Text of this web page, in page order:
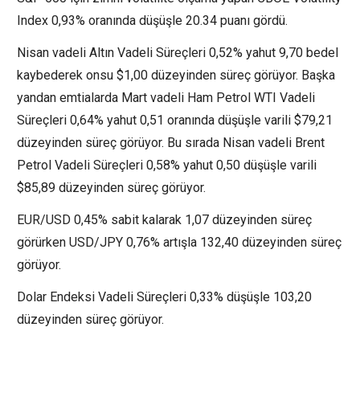
Index 0,93% oranında düşüşle 20.34 puanı gördü.
Nisan vadeli Altın Vadeli Süreçleri 0,52% yahut 9,70 bedel
kaybederek onsu $1,00 düzeyinden süreç görüyor. Başka
yandan emtialarda Mart vadeli Ham Petrol WTI Vadeli
Süreçleri 0,64% yahut 0,51 oranında düşüşle varili $79,21
düzeyinden süreç görüyor. Bu sırada Nisan vadeli Brent
Petrol Vadeli Süreçleri 0,58% yahut 0,50 düşüşle varili
$85,89 düzeyinden süreç görüyor.
EUR/USD 0,45% sabit kalarak 1,07 düzeyinden süreç
görürken USD/JPY 0,76% artışla 132,40 düzeyinden süreç
görüyor.
Dolar Endeksi Vadeli Süreçleri 0,33% düşüşle 103,20
düzeyinden süreç görüyor.